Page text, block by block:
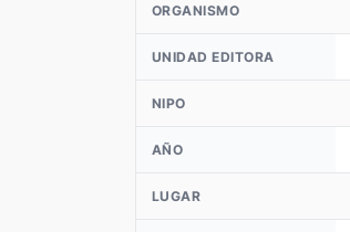
ORGANISMO
UNIDAD EDITORA
NIPO
AÑO
LUGAR